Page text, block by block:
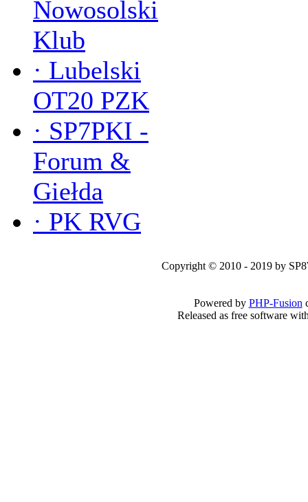
Nowosolski
Klub
· Lubelski
OT20 PZK
· SP7PKI -
Forum &
Giełda
· PK RVG
Copyright © 2010 - 2019 by
Powered by PHP-Fusion
Released as free software